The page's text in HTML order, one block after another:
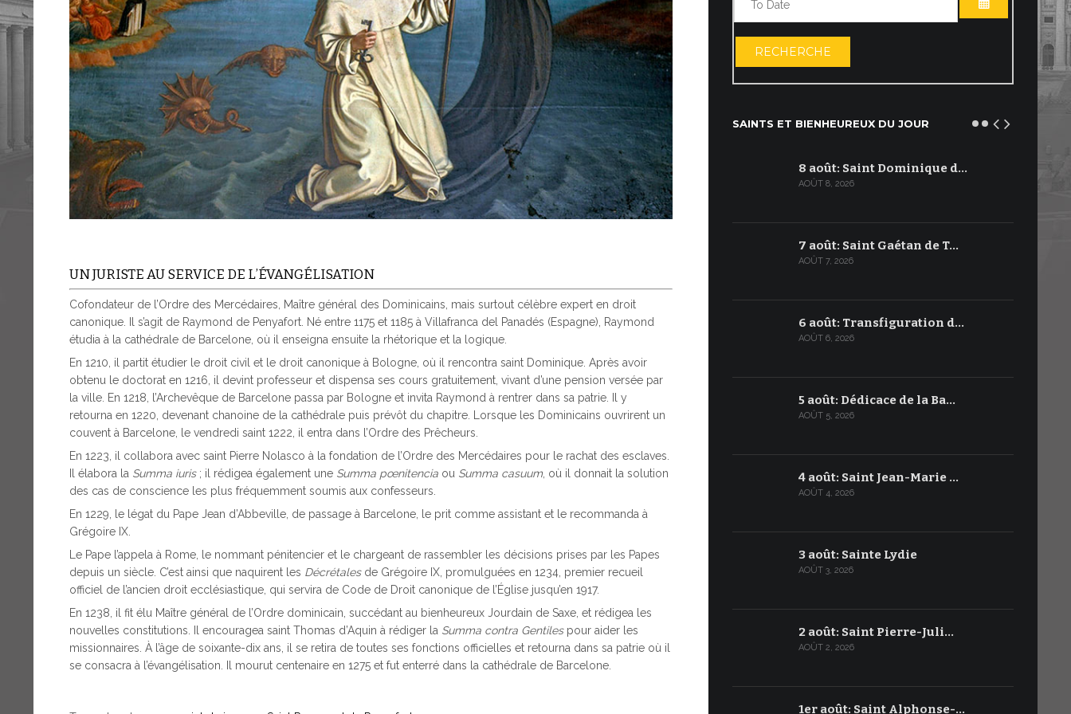
UN JURISTE AU SERVICE DE L’ÉVANGÉLISATION
Cofondateur de l’Ordre des Mercédaires, Maître général des Dominicains, mais surtout célèbre expert en droit
canonique. Il s’agit de Raymond de Penyafort. Né entre 1175 et 1185 à Villafranca del Panadés (Espagne), Raymond
étudia à la cathédrale de Barcelone, où il enseigna ensuite la rhétorique et la logique.
En 1210, il partit étudier le droit civil et le droit canonique à Bologne, où il rencontra saint Dominique. Après avoir
obtenu le doctorat en 1216, il devint professeur et dispensa ses cours gratuitement, vivant d’une pension versée par
la ville. En 1218, l’Archevêque de Barcelone passa par Bologne et invita Raymond à rentrer dans sa patrie. Il y
retourna en 1220, devenant chanoine de la cathédrale puis prévôt du chapitre. Lorsque les Dominicains ouvrirent un
couvent à Barcelone, le vendredi saint 1222, il entra dans l’Ordre des Prêcheurs.
En 1223, il collabora avec saint Pierre Nolasco à la fondation de l’Ordre des Mercédaires pour le rachat des esclaves.
Il élabora la Summa iuris; il rédigea également une Summa pœnitencia ou Summa casuum , où il donnait la solution
des cas de conscience les plus fréquemment soumis aux confesseurs.
En 1229, le légat du Pape Jean d’Abbeville, de passage à Barcelone, le prit comme assistant et le recommanda à
Grégoire IX.
Le Pape l’appela à Rome, le nommant pénitencier et le chargeant de rassembler les décisions prises par les Papes
depuis un siècle. C’est ainsi que naquirent les Décrétalesde Grégoire IX, promulguées en 1234, premier recueil
officiel de l’ancien droit ecclésiastique, qui servira de Code de Droit canonique de l’Église jusqu’en 1917.
En 1238, il fit élu Maître général de l’Ordre dominicain, succédant au bienheureux Jourdain de Saxe, et rédigea les
nouvelles constitutions. Il encouragea saint Thomas d’Aquin à rédiger la Summa contra Gentilespour aider les
missionnaires. À l’âge de soixante-dix ans, il se retira de toutes ses fonctions officielles et retourna dans sa patrie où il
se consacra à l’évangélisation. Il mourut centenaire en 1275 et fut enterré dans la cathédrale de Barcelone.
OUVRIR LE
RECHERCHE
SAINTS ET BIENHEUREUX DU JOUR
8 août: Saint Dominique d…
AOÛT 8, 2026
7 août: Saint Gaétan de T…
AOÛT 7, 2026
6 août: Transfiguration d…
AOÛT 6, 2026
5 août: Dédicace de la Ba…
AOÛT 5, 2026
4 août: Saint Jean-Marie …
AOÛT 4, 2026
3 août: Sainte Lydie
AOÛT 3, 2026
2 août: Saint Pierre-Juli…
AOÛT 2, 2026
1er août: Saint Alphonse-…